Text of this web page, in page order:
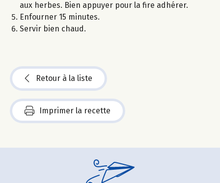
aux herbes. Bien appuyer pour la fire adhérer.
Enfourner 15 minutes.
Servir bien chaud.
Retour à la liste
Imprimer la recette